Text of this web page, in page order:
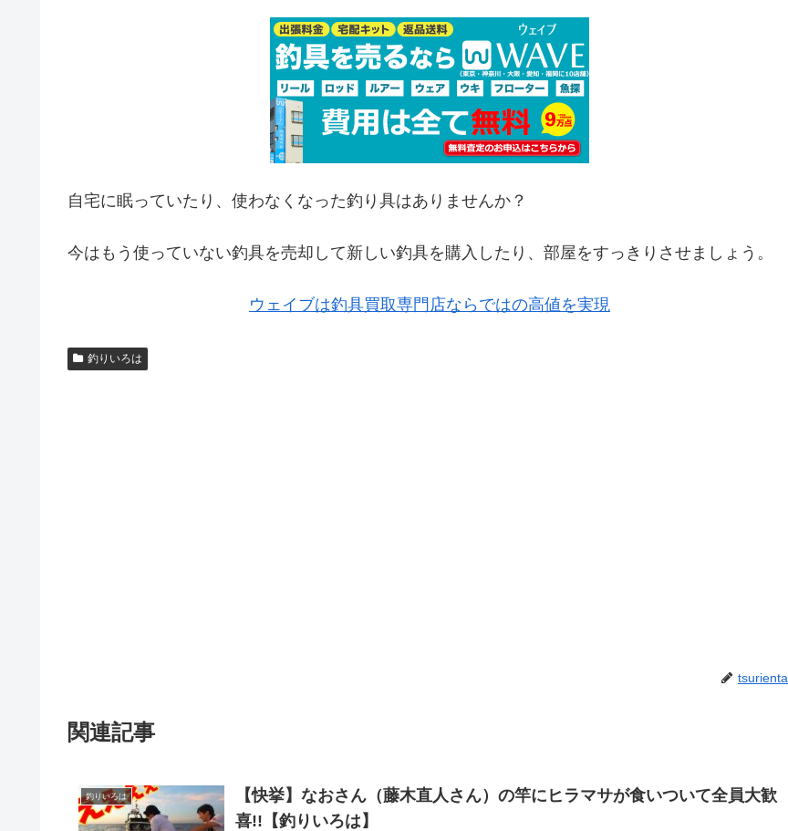
自宅に眠っていたり、使わなくなった釣り具はありませんか？
今はもう使っていない釣具を売却して新しい釣具を購入したり、部屋をすっきりさせましょう。
ウェイブは釣具買取専門店ならではの高値を実現
釣りいろは
tsurienta
関連記事
釣りいろは
【快挙】なおさん（藤木直人さん）の竿にヒラマサが食いついて全員大歓
喜!!【釣りいろは】